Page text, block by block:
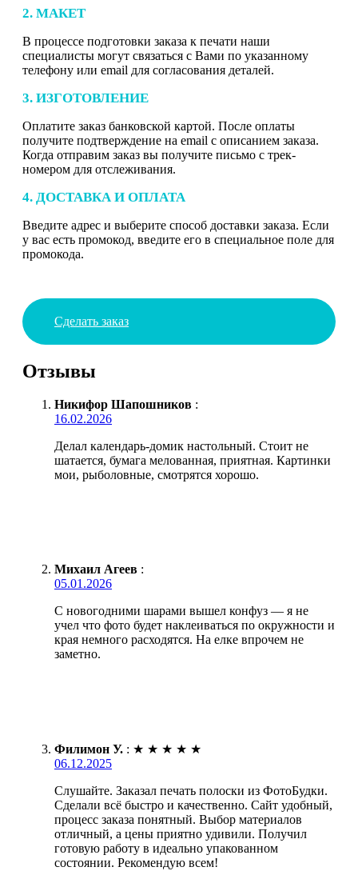
2. МАКЕТ
В процессе подготовки заказа к печати наши
специалисты могут связаться с Вами по указанному
телефону или email для согласования деталей.
3. ИЗГОТОВЛЕНИЕ
Оплатите заказ банковской картой. После оплаты
получите подтверждение на email с описанием заказа.
Когда отправим заказ вы получите письмо с трек-
номером для отслеживания.
4. ДОСТАВКА И ОПЛАТА
Введите адрес и выберите способ доставки заказа. Если
у вас есть промокод, введите его в специальное поле для
промокода.
Сделать заказ
Отзывы
Никифор Шапошников :
16.02.2026
Делал календарь-домик настольный. Стоит не
шатается, бумага мелованная, приятная. Картинки
мои, рыболовные, смотрятся хорошо.
Михаил Агеев :
05.01.2026
С новогодними шарами вышел конфуз — я не
учел что фото будет наклеиваться по окружности и
края немного расходятся. На елке впрочем не
заметно.
Филимон У. : ★ ★ ★ ★ ★
06.12.2025
Слушайте. Заказал печать полоски из ФотоБудки.
Сделали всё быстро и качественно. Сайт удобный,
процесс заказа понятный. Выбор материалов
отличный, а цены приятно удивили. Получил
готовую работу в идеально упакованном
состоянии. Рекомендую всем!